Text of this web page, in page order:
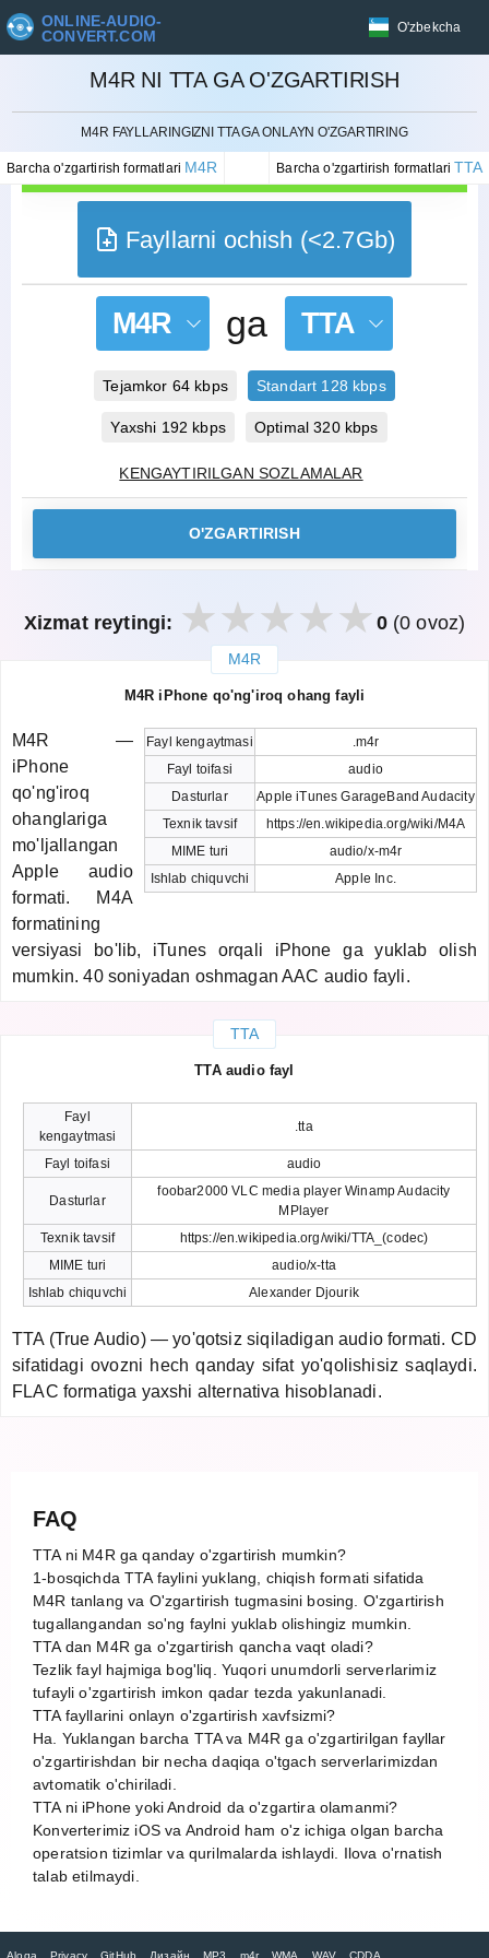
ONLINE-AUDIO-
CONVERT.COM
O'zbekcha
M4R NI TTA GA O'ZGARTIRISH
M4R FAYLLARINGIZNI TTA GA ONLAYN O'ZGARTIRING
Barcha o'zgartirish formatlari M4R Barcha o'zgartirish formatlariTTA
BEKOR QILISH
Fayllarni ochish (<2.7Gb)
M4R ga TTA
Tejamkor 64 kbps Standart 128 kbps
Yaxshi 192 kbps Optimal 320 kbps
KENGAYTIRILGAN SOZLAMALAR
O'ZGARTIRISH
Xizmat reytingi: 0(0 ovoz)
M4R
M4R iPhone qo'ng'iroq ohang fayli
Fayl kengaytmasi
.m4r
Fayl toifasi
audio
Dasturlar
Apple iTunes GarageBand Audacity
Texnik tavsif
https://en.wikipedia.org/wiki/M4A
MIME turi
audio/x-m4r
Ishlab chiquvchi
Apple Inc.
M4R —
iPhone
qo'ng'iroq
ohanglariga
mo'ljallangan
Apple audio
formati. M4A
formatining
versiyasi bo'lib, iTunes orqali iPhone ga yuklab olish
mumkin. 40 soniyadan oshmagan AAC audio fayli.
TTA
TTA audio fayl
Fayl
kengaytmasi
.tta
Fayl toifasi audio
Dasturlar
foobar2000 VLC media player Winamp Audacity
MPlayer
Texnik tavsif
https://en.wikipedia.org/wiki/TTA_(codec)
MIME turi
audio/x-tta
Ishlab chiquvchi
Alexander Djourik
TTA (True Audio) — yo'qotsiz siqiladigan audio formati. CD
sifatidagi ovozni hech qanday sifat yo'qolishisiz saqlaydi.
FLAC formatiga yaxshi alternativa hisoblanadi.
FAQ
TTA ni M4R ga qanday o'zgartirish mumkin?
1-bosqichda TTA faylini yuklang, chiqish formati sifatida
M4R tanlang va O'zgartirish tugmasini bosing. O'zgartirish
tugallangandan so'ng faylni yuklab olishingiz mumkin.
TTA dan M4R ga o'zgartirish qancha vaqt oladi?
Tezlik fayl hajmiga bog'liq. Yuqori unumdorli serverlarimiz
tufayli o'zgartirish imkon qadar tezda yakunlanadi.
TTA fayllarini onlayn o'zgartirish xavfsizmi?
Ha. Yuklangan barcha TTA va M4R ga o'zgartirilgan fayllar
o'zgartirishdan bir necha daqiqa o'tgach serverlarimizdan
avtomatik o'chiriladi.
TTA ni iPhone yoki Android da o'zgartira olamanmi?
Konverterimiz iOS va Android ham o'z ichiga olgan barcha
operatsion tizimlar va qurilmalarda ishlaydi. Ilova o'rnatish
talab etilmaydi.
Aloqa Privacy GitHub Дизайн MP3 m4r WMA WAV CDDA